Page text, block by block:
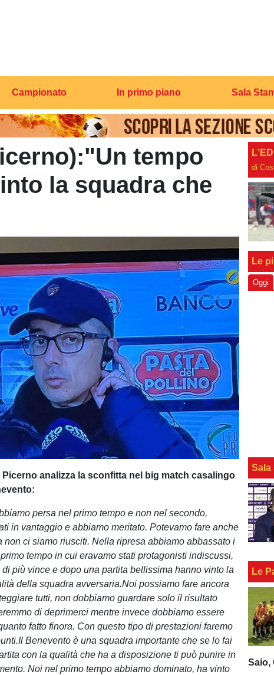
Campionato In primo piano Sala
tempo
la squadra che
Picerno analizza la sconfitta nel big match casalingo
persa nel primo tempo e non nel secondo,
in vantaggio e abbiamo meritato. Potevamo fare anche
non ci siamo riusciti. Nella ripresa abbiamo abbassato i
tempo in cui eravamo stati protagonisti indiscussi,
più vince e dopo una partita bellissima hanno vinto la
della squadra avversaria.Noi possiamo fare ancora
tutti, non dobbiamo guardare solo il risultato
di deprimerci mentre invece dobbiamo essere
fatto finora. Con questo tipo di prestazioni faremo
Benevento è una squadra importante che se lo fai
con la qualità che ha a disposizione ti può punire in
Noi nel primo tempo abbiamo dominato, ha vinto
di
Le
Oggi
Sala
Le
Saio,